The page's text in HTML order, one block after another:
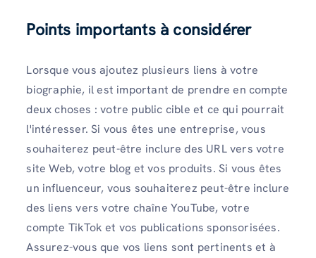
Points importants à considérer
Lorsque vous ajoutez plusieurs liens à votre
biographie, il est important de prendre en compte
deux choses : votre public cible et ce qui pourrait
l'intéresser. Si vous êtes une entreprise, vous
souhaiterez peut-être inclure des URL vers votre
site Web, votre blog et vos produits. Si vous êtes
un influenceur, vous souhaiterez peut-être inclure
des liens vers votre chaîne YouTube, votre
compte TikTok et vos publications sponsorisées.
Assurez-vous que vos liens sont pertinents et à